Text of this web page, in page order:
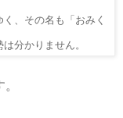
、その名も「おみく
分かりません。